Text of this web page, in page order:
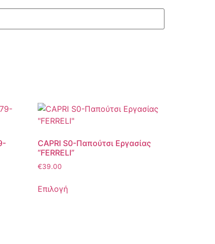
CAPRI S0-Παπούτσι Εργασίας
“FERRELI”
€39.00
Επιλογή